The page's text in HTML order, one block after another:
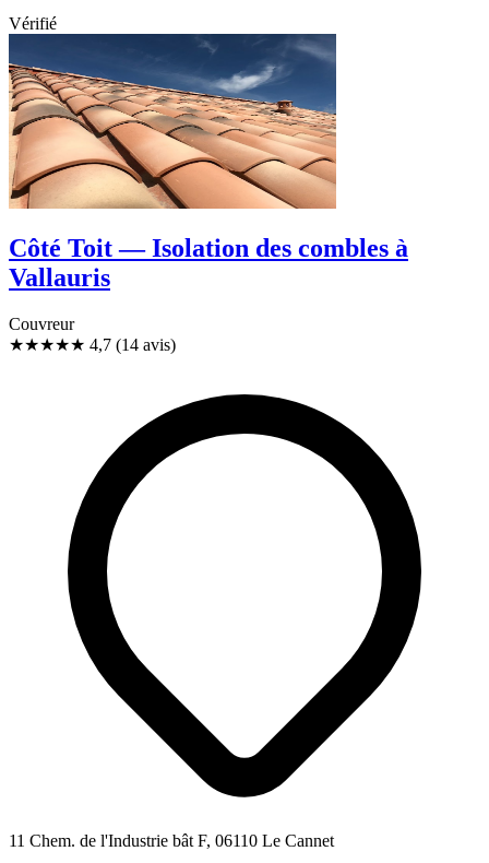
Vérifié
Côté Toit — Isolation des combles à
Vallauris
Couvreur
★★★★★ 4,7 (14 avis)
11 Chem. de l'Industrie bât F, 06110 Le Cannet